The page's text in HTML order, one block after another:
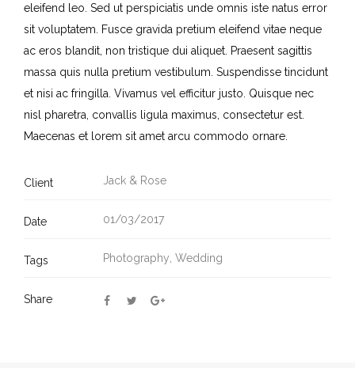
eleifend leo. Sed ut perspiciatis unde omnis iste natus error
sit voluptatem. Fusce gravida pretium eleifend vitae neque
ac eros blandit, non tristique dui aliquet. Praesent sagittis
massa quis nulla pretium vestibulum. Suspendisse tincidunt
et nisi ac fringilla. Vivamus vel efficitur justo. Quisque nec
nisl pharetra, convallis ligula maximus, consectetur est.
Maecenas et lorem sit amet arcu commodo ornare.
Client Jack & Rose
Date 01/03/2017
Tags Photography, Wedding
Share